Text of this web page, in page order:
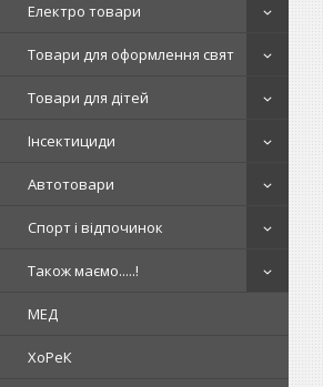
Електро товари
Товари для оформлення свят
Товари для дітей
Інсектициди
Автотовари
Спорт і відпочинок
Також маємо.....!
МЕД
ХоРеК